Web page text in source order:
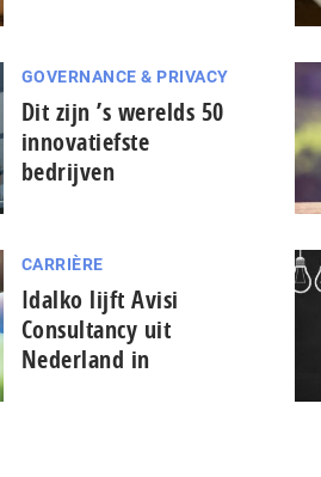
GOVERNANCE & PRIVACY
Dit zijn ’s werelds 50
innovatiefste
bedrijven
CARRIÈRE
Idalko lijft Avisi
Consultancy uit
Nederland in